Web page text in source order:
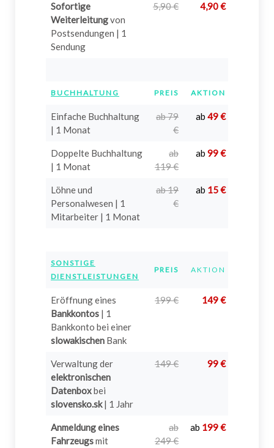
Sofortige
Weiterleitungvon
Postsendungen | 1
Sendung
5,90 € 4,90 €
BUCHHALTUNG PREIS AKTION
Einfache Buchhaltung
| 1 Monat
ab 79
€
ab 49 €
Doppelte Buchhaltung
| 1 Monat
ab
119 €
ab 99 €
Löhne und
Personalwesen | 1
Mitarbeiter | 1 Monat
ab 19
€
ab 15 €
SONSTIGE
DIENSTLEISTUNGEN
PREIS AKTION
Eröffnung eines
Bankkontos | 1
Bankkonto bei einer
slowakischen Bank
199 € 149 €
Verwaltung der
elektronischen
Datenboxbei
slovensko.sk| 1 Jahr
149 € 99 €
Anmeldung eines
Fahrzeugsmit
ab
249 €
ab 199 €